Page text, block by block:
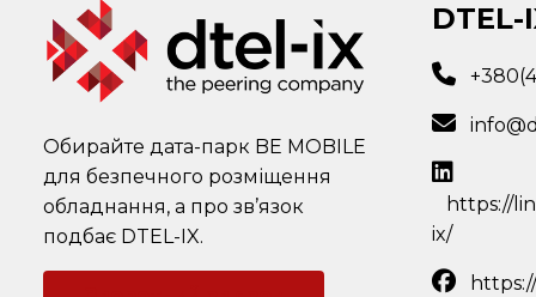
Обирайте дата-парк BE MOBILE
для безпечного розміщення
обладнання, а про зв’язок
подбає DTEL-IX.
DTEL-
https://
ix/